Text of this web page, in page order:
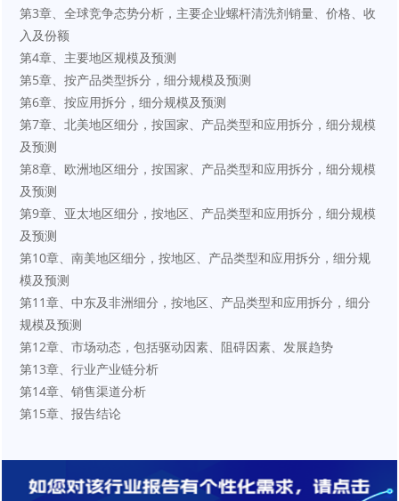
第3章、全球竞争态势分析，主要企业螺杆清洗剂销量、价格、收
入及份额
第4章、主要地区规模及预测
第5章、按产品类型拆分，细分规模及预测
第6章、按应用拆分，细分规模及预测
第7章、北美地区细分，按国家、产品类型和应用拆分，细分规模
及预测
第8章、欧洲地区细分，按国家、产品类型和应用拆分，细分规模
及预测
第9章、亚太地区细分，按地区、产品类型和应用拆分，细分规模
及预测
第10章、南美地区细分，按地区、产品类型和应用拆分，细分规
模及预测
第11章、中东及非洲细分，按地区、产品类型和应用拆分，细分
规模及预测
第12章、市场动态，包括驱动因素、阻碍因素、发展趋势
第13章、行业产业链分析
第14章、销售渠道分析
第15章、报告结论